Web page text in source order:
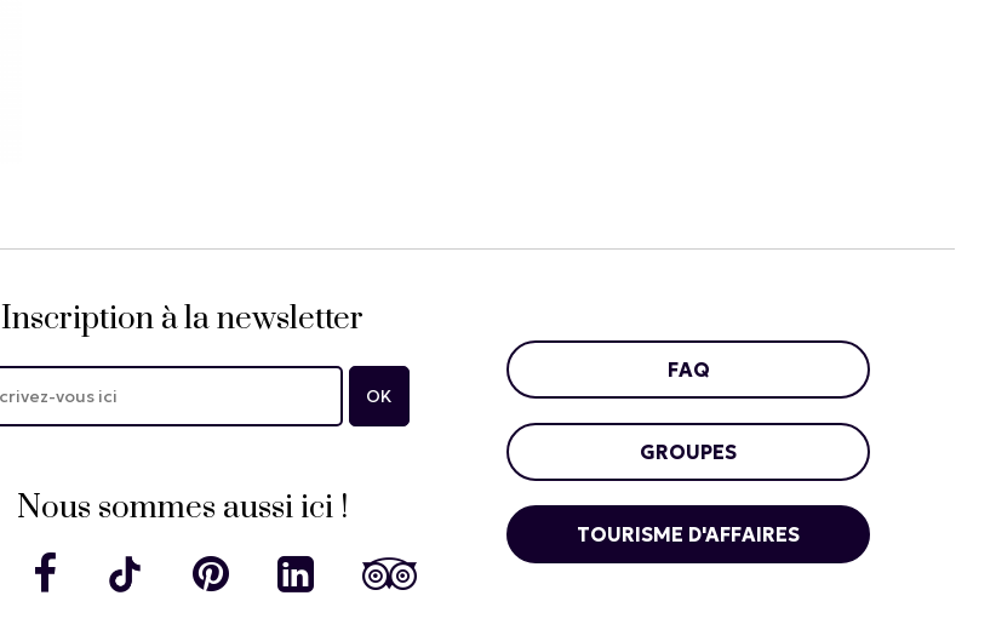
Inscription à la newsletter
Nous sommes aussi ici !
FAQ
GROUPES
TOURISME D'AFFAIRES